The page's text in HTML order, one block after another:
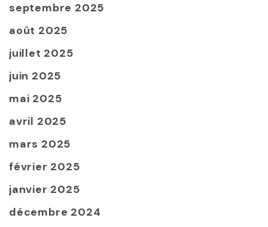
septembre 2025
août 2025
juillet 2025
juin 2025
mai 2025
avril 2025
mars 2025
février 2025
janvier 2025
décembre 2024